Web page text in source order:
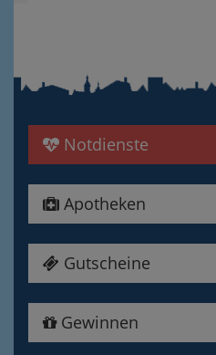
Notdienste
Apotheken
Gutscheine
Gewinnen